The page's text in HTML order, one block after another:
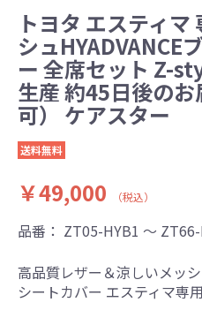
トヨタ エスティマ
シュHYADVANCE
ー 全席セット Z-
生産 約45日後の
可） ケアスター
送料無料
￥49,000 （税込）
品番： ZT05-HYB1 ～
高品質レザー＆涼しいメッ
シートカバー エスティマ専